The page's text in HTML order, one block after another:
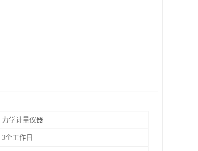
力学计量仪器
3个工作日